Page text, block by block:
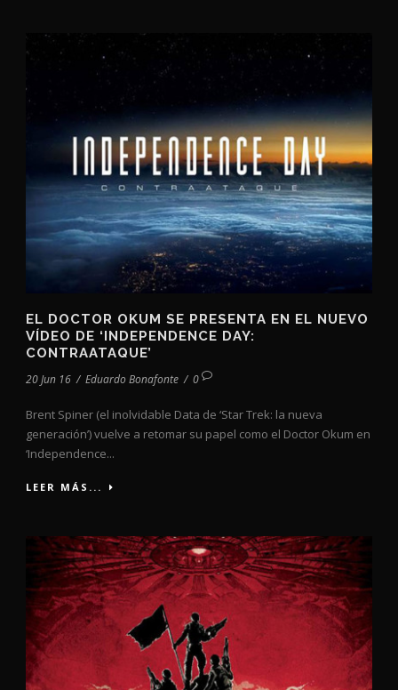
EL DOCTOR OKUM SE PRESENTA EN EL NUEVO
VÍDEO DE ‘INDEPENDENCE DAY:
CONTRAATAQUE’
20 Jun 16 / Eduardo Bonafonte / 0
Brent Spiner (el inolvidable Data de ‘Star Trek: la nueva
generación’) vuelve a retomar su papel como el Doctor Okum en
‘Independence...
LEER MÁS...